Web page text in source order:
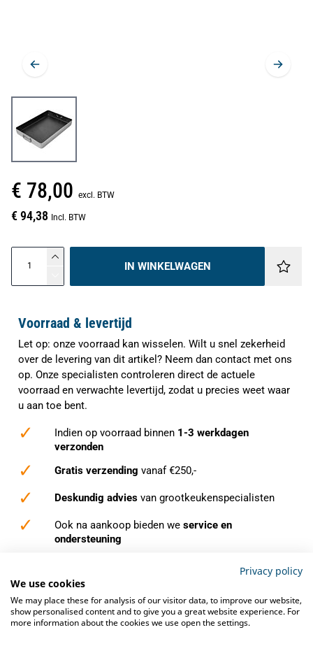
€ 78,00 excl. BTW
€ 94,38 Incl. BTW
IN WINKELWAGEN
Voorraad & levertijd
Let op: onze voorraad kan wisselen. Wilt u snel zekerheid
over de levering van dit artikel? Neem dan contact met ons
op. Onze specialisten controleren direct de actuele
voorraad en verwachte levertijd, zodat u precies weet waar
u aan toe bent.
✓ Indien op voorraad binnen 1-3 werkdagen
verzonden
✓ Gratis verzending vanaf €250,-
✓ Deskundig advies van grootkeukenspecialisten
✓ Ook na aankoop bieden we service en
ondersteuning
Omschrijving
Privacy policy
We use cookies
We may place these for analysis of our visitor data, to improve our website,
show personalised content and to give you a great website experience. For
more information about the cookies we use open the settings.